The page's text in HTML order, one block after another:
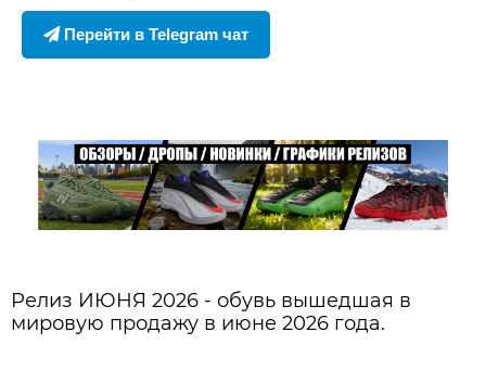
Перейти в Telegram чат
Релиз ИЮНЯ 2026 - обувь вышедшая в
мировую продажу в июне 2026 года.